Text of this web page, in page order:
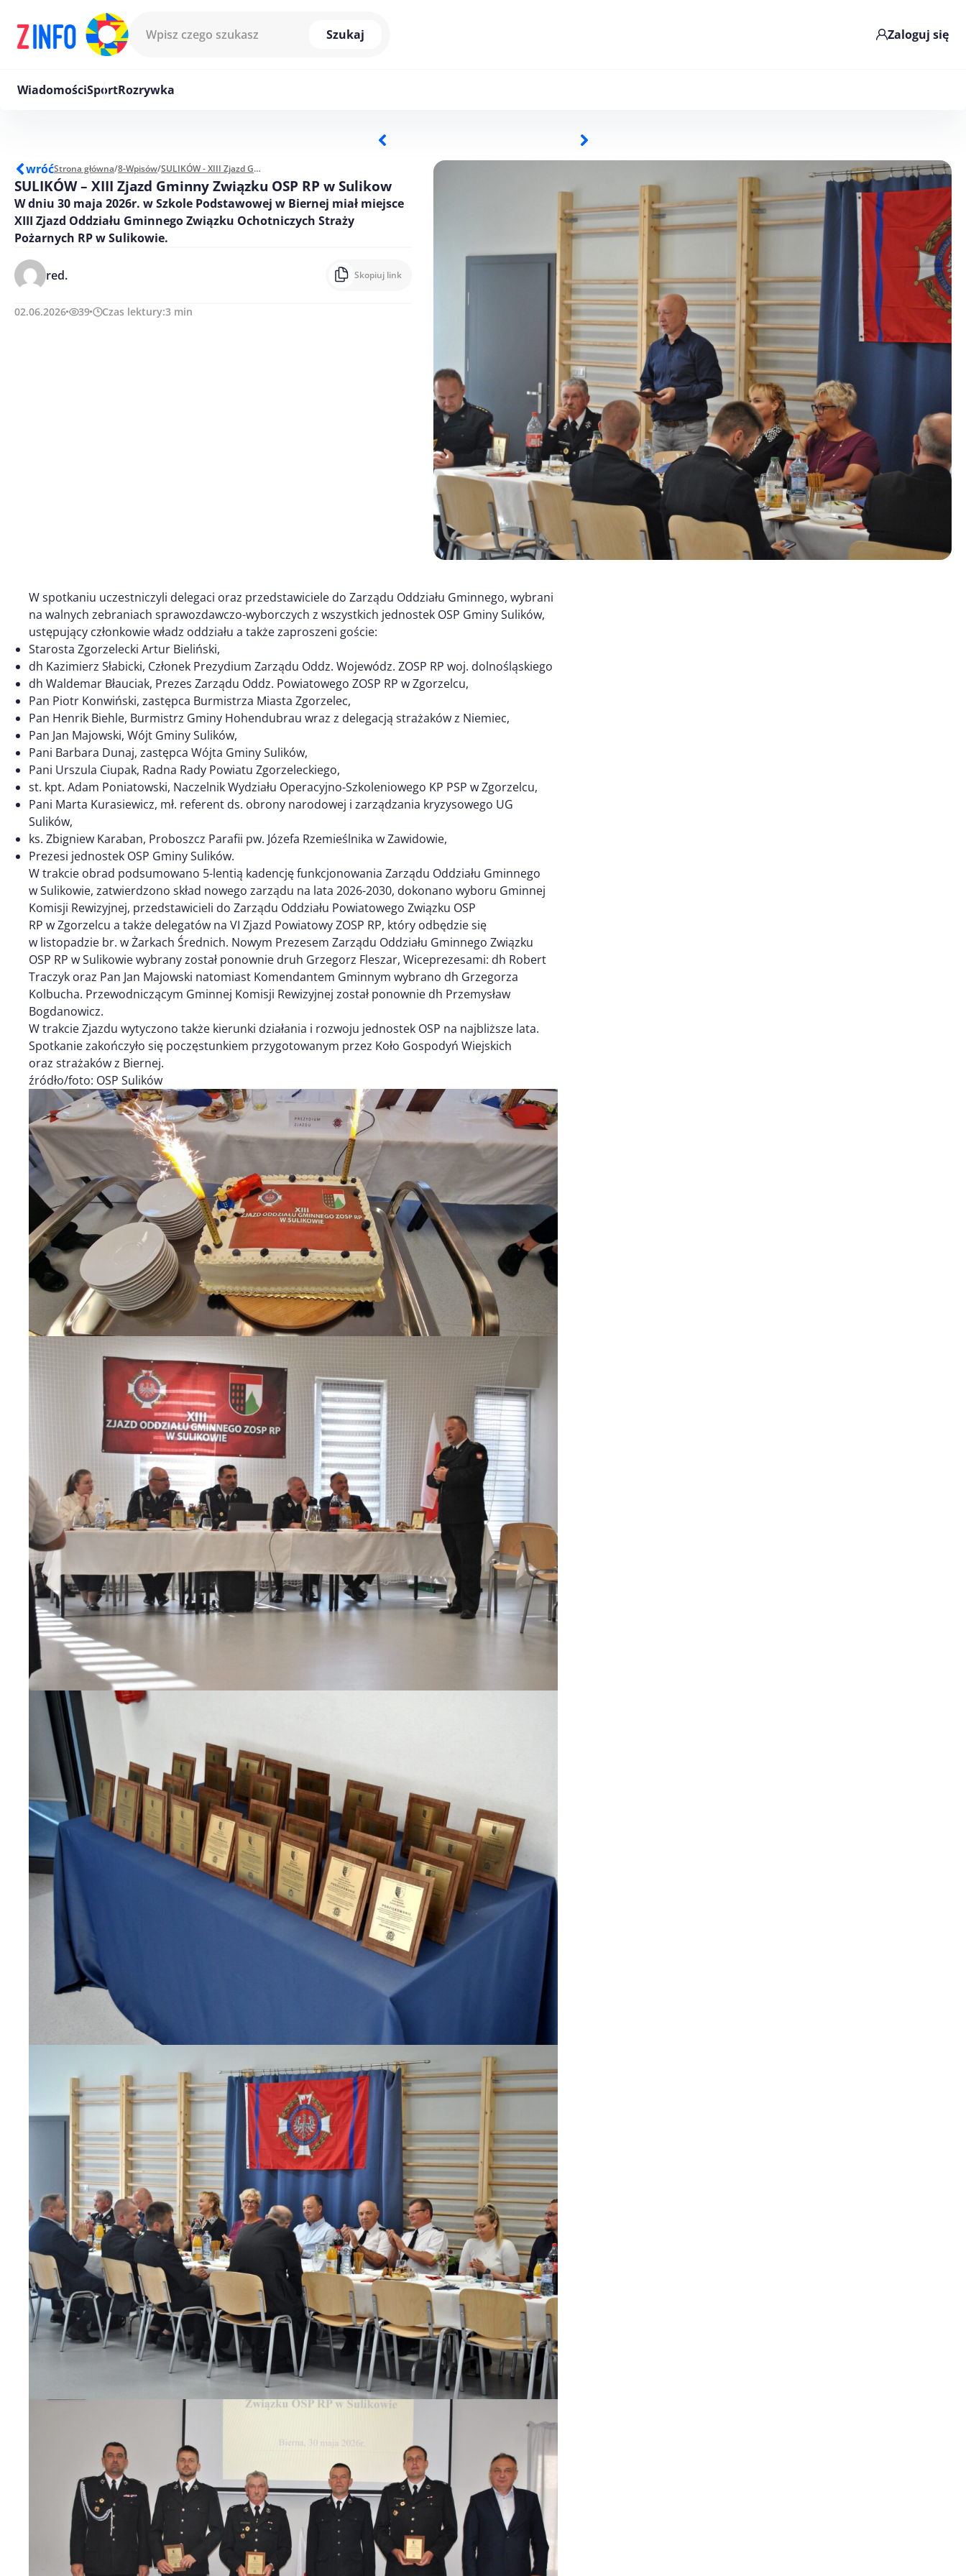
Szukaj
Zaloguj się
WiadomościSportRozrywka
wróćStrona główna/8-Wpisów/ SULIKÓW - XIII Zjazd Gminny Związku OSP RP w Sulikow
SULIKÓW – XIII Zjazd Gminny Związku OSP RP w Sulikow
W dniu 30 maja 2026r. w Szkole Podstawowej w Biernej miał miejsce
XIII Zjazd Oddziału Gminnego Związku Ochotniczych Straży
Pożarnych RP w Sulikowie.
red. Skopiuj link
02.06.2026 39 Czas lektury:3 min
W spotkaniu uczestniczyli delegaci oraz przedstawiciele do Zarządu Oddziału Gminnego, wybrani
na walnych zebraniach sprawozdawczo-wyborczych z wszystkich jednostek OSP Gminy Sulików,
ustępujący członkowie władz oddziału a także zaproszeni goście:
Starosta Zgorzelecki Artur Bieliński,
dh Kazimierz Słabicki, Członek Prezydium Zarządu Oddz. Wojewódz. ZOSP RP woj. dolnośląskiego
dh Waldemar Błauciak, Prezes Zarządu Oddz. Powiatowego ZOSP RP w Zgorzelcu,
Pan Piotr Konwiński, zastępca Burmistrza Miasta Zgorzelec,
Pan Henrik Biehle, Burmistrz Gminy Hohendubrau wraz z delegacją strażaków z Niemiec,
Pan Jan Majowski, Wójt Gminy Sulików,
Pani Barbara Dunaj, zastępca Wójta Gminy Sulików,
Pani Urszula Ciupak, Radna Rady Powiatu Zgorzeleckiego,
st. kpt. Adam Poniatowski, Naczelnik Wydziału Operacyjno-Szkoleniowego KP PSP w Zgorzelcu,
Pani Marta Kurasiewicz, mł. referent ds. obrony narodowej i zarządzania kryzysowego UG
Sulików,
ks. Zbigniew Karaban, Proboszcz Parafii pw. Józefa Rzemieślnika w Zawidowie,
Prezesi jednostek OSP Gminy Sulików.
W trakcie obrad podsumowano 5-lentią kadencję funkcjonowania Zarządu Oddziału Gminnego
w Sulikowie, zatwierdzono skład nowego zarządu na lata 2026-2030, dokonano wyboru Gminnej
Komisji Rewizyjnej, przedstawicieli do Zarządu Oddziału Powiatowego Związku OSP
RP w Zgorzelcu a także delegatów na VI Zjazd Powiatowy ZOSP RP, który odbędzie się
w listopadzie br. w Żarkach Średnich. Nowym Prezesem Zarządu Oddziału Gminnego Związku
OSP RP w Sulikowie wybrany został ponownie druh Grzegorz Fleszar, Wiceprezesami: dh Robert
Traczyk oraz Pan Jan Majowski natomiast Komendantem Gminnym wybrano dh Grzegorza
Kolbucha. Przewodniczącym Gminnej Komisji Rewizyjnej został ponownie dh Przemysław
Bogdanowicz.
W trakcie Zjazdu wytyczono także kierunki działania i rozwoju jednostek OSP na najbliższe lata.
Spotkanie zakończyło się poczęstunkiem przygotowanym przez Koło Gospodyń Wiejskich
oraz strażaków z Biernej.
źródło/foto: OSP Sulików